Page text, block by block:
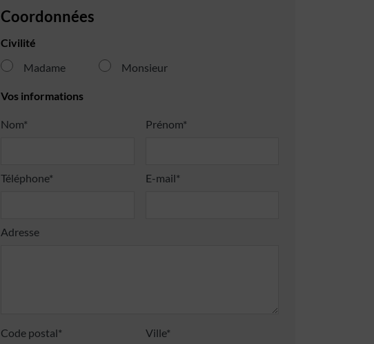
Coordonnées
Civilité
Madame
Monsieur
Vos informations
Nom* Prénom*
Téléphone* E-mail*
Adresse
Code postal* Ville*